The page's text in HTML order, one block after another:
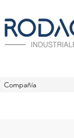
Compañía